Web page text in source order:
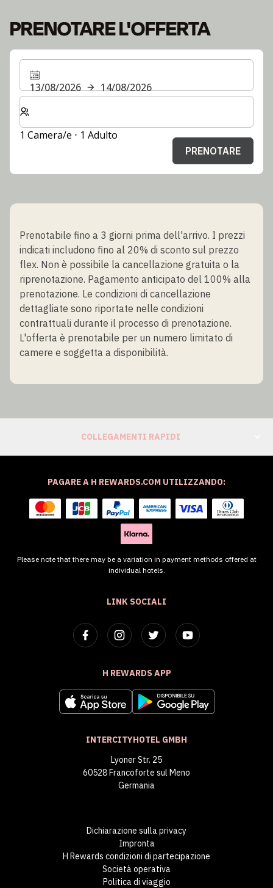
PRENOTARE L'OFFERTA
13/08/2026
14/08/2026
Selezionare il numero di camere e di ospiti per il
1 Camera/e ⋅ 1 Adulto
PRENOTARE
Prenotabile fino a 3 giorni prima dell'arrivo. I prezzi
indicati includono fino al 20% di sconto sul prezzo
flex. Non è possibile la cancellazione gratuita o la
riprenotazione. Pagamento anticipato del 100% alla
prenotazione. Le condizioni di cancellazione
dettagliate sono riportate nelle condizioni
contrattuali durante il processo di prenotazione.
L'offerta è prenotabile per un numero limitato di
camere e soggetta a disponibilità.
COLLEGAMENTI RAPIDI
LINK SOCIALI
H REWARDS APP
INTERCITYHOTEL GMBH
Lyoner Str. 25
60528 Francoforte sul Meno
Germania
PAGARE A H REWARDS.COM UTILIZZANDO:
Please note that there may be a variation in payment methods offered at
individual hotels.
Dichiarazione sulla privacy
Impronta
H Rewards condizioni di partecipazione
Società operativa
Politica di viaggio